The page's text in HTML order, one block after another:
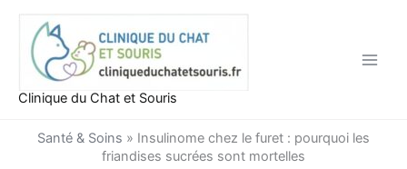
contenu
Clinique du Chat et Souris
Santé & Soins » Insulinome chez le furet : pourquoi les
friandises sucrées sont mortelles